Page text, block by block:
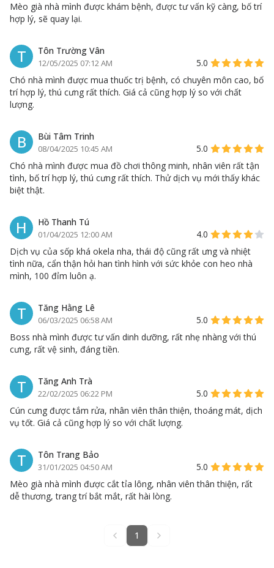
Mèo già nhà mình được khám bệnh, được tư vấn kỹ càng, bố trí
hợp lý, sẽ quay lại.
T Tôn Trường Vân
12/05/2025 07:12 AM
5.0
Chó nhà mình được mua thuốc trị bệnh, có chuyên môn cao, bố
trí hợp lý, thú cưng rất thích. Giá cả cũng hợp lý so với chất
lượng.
B Bùi Tâm Trinh
08/04/2025 10:45 AM
5.0
Chó nhà mình được mua đồ chơi thông minh, nhân viên rất tận
tình, bố trí hợp lý, thú cưng rất thích. Thử dịch vụ mới thấy khác
biệt thật.
H Hồ Thanh Tú
01/04/2025 12:00 AM
4.0
Dịch vụ của sốp khá okela nha, thái độ cũng rất ưng và nhiệt
tình nữa, cẩn thận hỏi han tình hình với sức khỏe con heo nhà
mình, 100 đỉm luôn ạ.
T Tăng Hằng Lê
06/03/2025 06:58 AM
5.0
Boss nhà mình được tư vấn dinh dưỡng, rất nhẹ nhàng với thú
cưng, rất vệ sinh, đáng tiền.
T Tăng Anh Trà
22/02/2025 06:22 PM
5.0
Cún cưng được tắm rửa, nhân viên thân thiện, thoáng mát, dịch
vụ tốt. Giá cả cũng hợp lý so với chất lượng.
T Tôn Trang Bảo
31/01/2025 04:50 AM
5.0
Mèo già nhà mình được cắt tỉa lông, nhân viên thân thiện, rất
dễ thương, trang trí bắt mắt, rất hài lòng.
1